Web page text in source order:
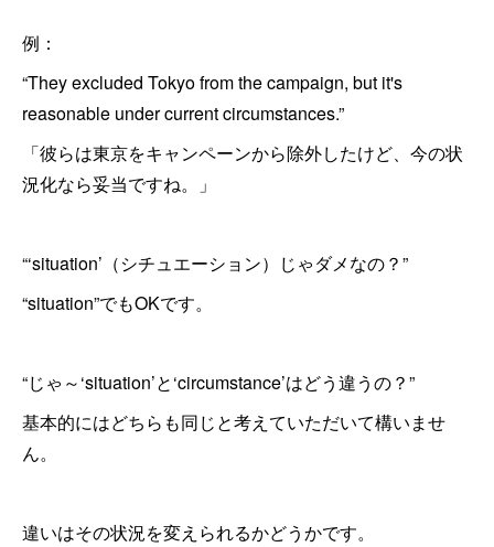
例：
“They excluded Tokyo from the campaign, but it's
reasonable under current circumstances.”
「彼らは東京をキャンペーンから除外したけど、今の状
況化なら妥当ですね。」
“‘situation’（シチュエーション）じゃダメなの？”
“situation”でもOKです。
“じゃ～‘situation’と‘circumstance’はどう違うの？”
基本的にはどちらも同じと考えていただいて構いませ
ん。
違いはその状況を変えられるかどうかです。